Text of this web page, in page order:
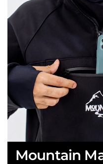
Mountain